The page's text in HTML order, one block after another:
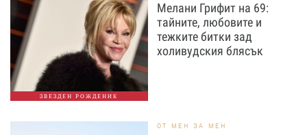
ЗВЕЗДЕН РОЖДЕНИК
Мелани Грифит на 69:
тайните, любовите и
тежките битки зад
холивудския блясък
ОТ МЕН ЗА МЕН